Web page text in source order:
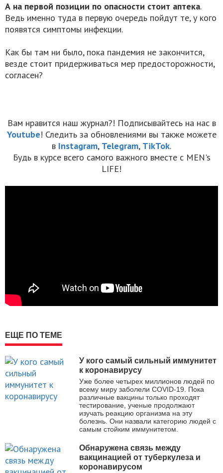
А на первой позиции по опасности стоит аптека.
Ведь именно туда в первую очередь пойдут те, у кого
появятся симптомы инфекции.
Как бы там ни было, пока пандемия не закончится,
везде стоит придерживаться мер предосторожности,
согласен?
Вам нравится наш журнал?! Подписывайтесь на нас в
Youtube! Следить за обновлениями вы также можете
в Instagram, Telegram, TikTok.
Будь в курсе всего самого важного вместе с MEN's
LIFE!
ЕЩЕ ПО ТЕМЕ
У кого самый сильный иммунитет
к коронавирусу
Уже более четырех миллионов людей по
всему миру заболели COVID-19. Пока
различные вакцины только проходят
тестирование, ученые продолжают
изучать реакцию организма на эту
болезнь. Они назвали категорию людей с
самым стойким иммунитетом.
Обнаружена связь между
вакцинацией от туберкулеза и
коронавирусом